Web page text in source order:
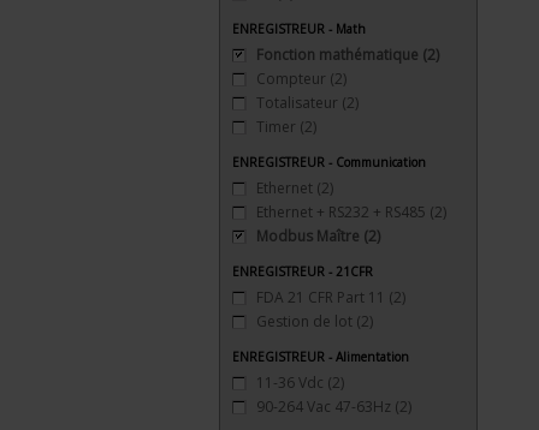
ENREGISTREUR - Math
Fonction mathématique (2)
Compteur (2)
Totalisateur (2)
Timer (2)
ENREGISTREUR - Communication
Ethernet (2)
Ethernet + RS232 + RS485 (2)
Modbus Maître (2)
ENREGISTREUR - 21CFR
FDA 21 CFR Part 11 (2)
Gestion de lot (2)
ENREGISTREUR - Alimentation
11-36 Vdc (2)
90-264 Vac 47-63Hz (2)